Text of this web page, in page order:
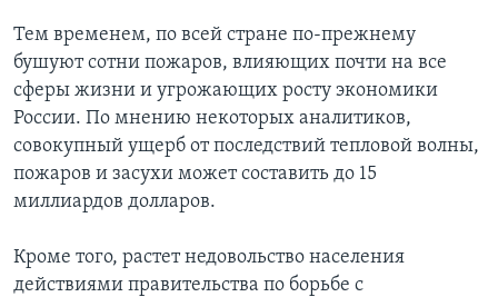
Тем временем, по всей стране по-прежнему
бушуют сотни пожаров, влияющих почти на все
сферы жизни и угрожающих росту экономики
России. По мнению некоторых аналитиков,
совокупный ущерб от последствий тепловой волны,
пожаров и засухи может составить до 15
миллиардов долларов.
Кроме того, растет недовольство населения
действиями правительства по борьбе с